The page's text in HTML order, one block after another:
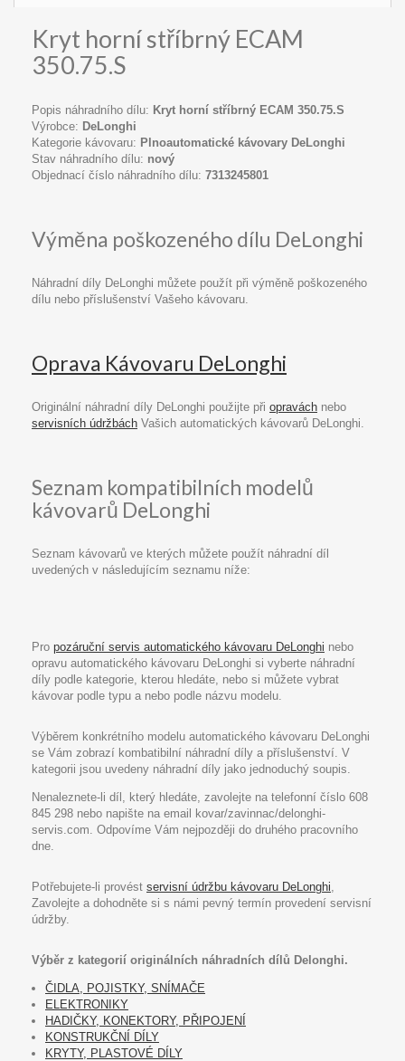
Kryt horní stříbrný ECAM
350.75.S
Popis náhradního dílu: Kryt horní stříbrný ECAM 350.75.S
Výrobce: DeLonghi
Kategorie kávovaru: Plnoautomatické kávovary DeLonghi
Stav náhradního dílu: nový
Objednací číslo náhradního dílu: 7313245801
Výměna poškozeného dílu DeLonghi
Náhradní díly DeLonghi můžete použít při výměně poškozeného
dílu nebo příslušenství Vašeho kávovaru.
Oprava Kávovaru DeLonghi
Originální náhradní díly DeLonghi použijte při opravách nebo
servisních údržbách Vašich automatických kávovarů DeLonghi.
Seznam kompatibilních modelů
kávovarů DeLonghi
Seznam kávovarů ve kterých můžete použít náhradní díl
uvedených v následujícím seznamu níže:
Pro pozáruční servis automatického kávovaru DeLonghi nebo
opravu automatického kávovaru DeLonghi si vyberte náhradní
díly podle kategorie, kterou hledáte, nebo si můžete vybrat
kávovar podle typu a nebo podle názvu modelu.
Výběrem konkrétního modelu automatického kávovaru DeLonghi
se Vám zobrazí kombatibilní náhradní díly a příslušenství. V
kategorii jsou uvedeny náhradní díly jako jednoduchý soupis.
Nenaleznete-li díl, který hledáte, zavolejte na telefonní číslo 608
845 298 nebo napište na email kovar/zavinnac/delonghi-
servis.com. Odpovíme Vám nejpozději do druhého pracovního
dne.
Potřebujete-li provést servisní údržbu kávovaru DeLonghi,
Zavolejte a dohodněte si s námi pevný termín provedení servisní
údržby.
Výběr z kategorií originálních náhradních dílů Delonghi.
ČIDLA, POJISTKY, SNÍMAČE
ELEKTRONIKY
HADIČKY, KONEKTORY, PŘIPOJENÍ
KONSTRUKČNÍ DÍLY
KRYTY, PLASTOVÉ DÍLY